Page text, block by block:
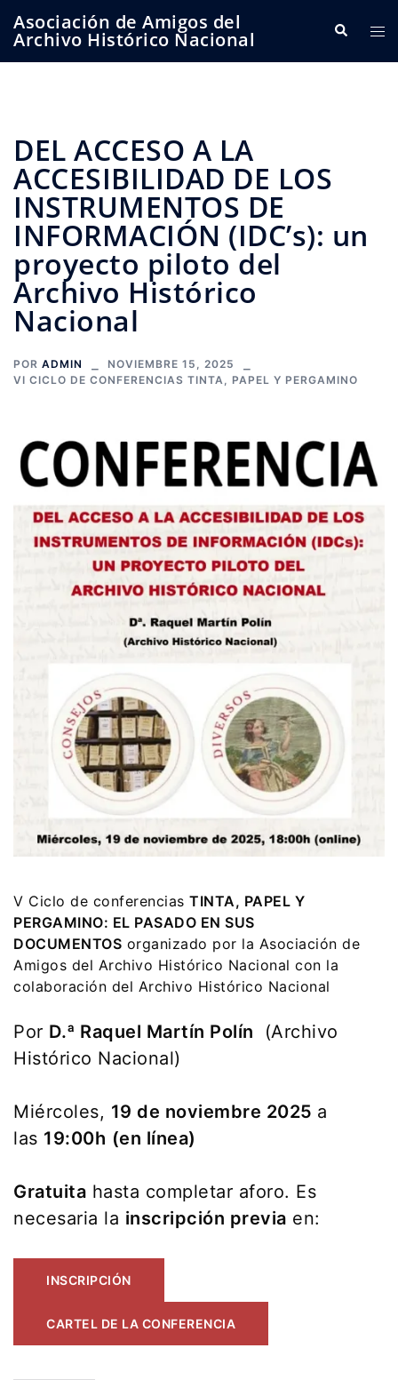
Asociación de Amigos del
Archivo Histórico Nacional Buscar
DEL ACCESO A LA
ACCESIBILIDAD DE LOS
INSTRUMENTOS DE
INFORMACIÓN (IDC’s): un
proyecto piloto del
Archivo Histórico
Nacional
POR ADMIN
NOVIEMBRE 15, 2025
VI CICLO DE CONFERENCIAS TINTA, PAPEL Y PERGAMINO
V Ciclo de conferencias TINTA, PAPEL Y
PERGAMINO: EL PASADO EN SUS
DOCUMENTOS organizado por la Asociación de
Amigos del Archivo Histórico Nacional con la
colaboración del Archivo Histórico Nacional
Por D.ª Raquel Martín Polín
(Archivo
Histórico Nacional)
Miércoles, 19 de noviembre 2025 a
las 19:00h (en línea)
Gratuita hasta completar aforo. Es
necesaria la inscripción previa en:
INSCRIPCIÓN
CARTEL DE LA CONFERENCIA